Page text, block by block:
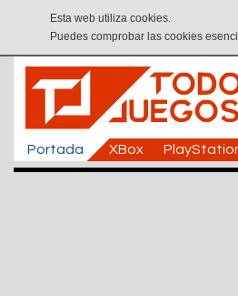
Esta web utiliza cookies.
Puedes comprobar las cookies
Portada XBox